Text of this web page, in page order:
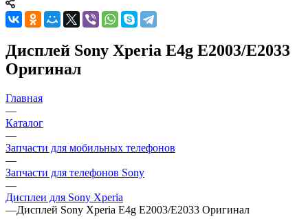
Дисплей Sony Xperia E4g E2003/E2033
Оригинал
Главная
—
Каталог
—
Запчасти для мобильных телефонов
—
Запчасти для телефонов Sony
—
Дисплеи для Sony Xperia
—Дисплей Sony Xperia E4g E2003/E2033 Оригинал